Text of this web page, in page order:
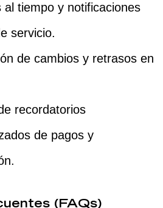
al tiempo y notificaciones
servicio.
de cambios y retrasos en
recordatorios
de pagos y
(FAQs)